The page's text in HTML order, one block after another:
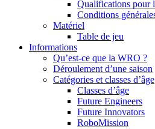
Qualifications pour
Conditions
Matériel
Table de jeu
Informations
Qu’est-ce que la WRO ?
Déroulement d’une saison
Catégories et classes d’âge
Classes d’âge
Future Engineers
Future Innovators
RoboMission